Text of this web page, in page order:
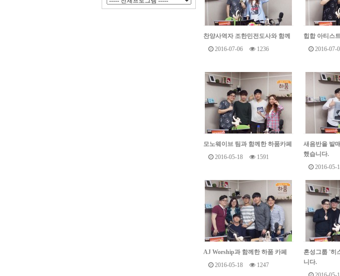
찬양사역자 조한민전도사와 함께
2016-07-06
1236
힙합 아티스
2016-07-
모노웨이브 팀과 함께한 하품카페
2016-05-18
1591
새음반을 발
했습니다.
2016-05-
AJ Worship과 함께한 하품 카페
2016-05-18
1247
혼성그룹 '히
니다.